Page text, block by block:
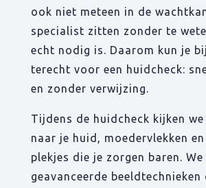
ook niet meteen in de
specialist zitten zonder te
echt nodig is. Daarom kun je
terecht voor een huidcheck:
en zonder verwijzing.
Tijdens de huidcheck kijken
naar je huid, moedervlekken
plekjes die je zorgen baren. We
geavanceerde beeldtechnieken